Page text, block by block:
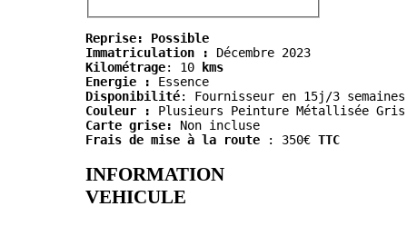
Reprise: Possible
Immatriculation :
Kilométrage: 10 kms
Energie :
Essence
Disponibilité: Fournisseur en 15j/3 semaines
Couleur :
Plusieurs Peinture Métallisée
Carte grise:
Non incluse
Frais de mise à la route : 350€ TTC
INFORMATION
VEHICULE